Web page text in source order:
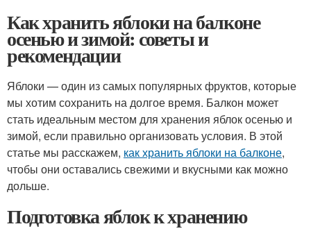
Как хранить яблоки на балконе
осенью и зимой: советы и
рекомендации
Яблоки — один из самых популярных фруктов, которые
мы хотим сохранить на долгое время. Балкон может
стать идеальным местом для хранения яблок осенью и
зимой, если правильно организовать условия. В этой
статье мы расскажем, как хранить яблоки на балконе,
чтобы они оставались свежими и вкусными как можно
дольше.
Подготовка яблок к хранению